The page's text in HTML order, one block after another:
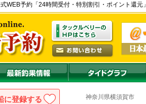
WEB予約「24時間受付・特別割引・ポイント還元」
に登録 神奈川県横須賀市